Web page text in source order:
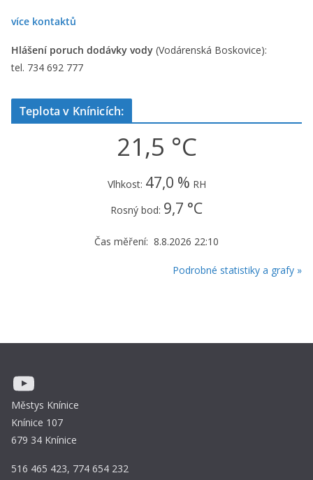
více kontaktů
Hlášení poruch dodávky vody (Vodárenská Boskovice):
tel. 734 692 777
Teplota v Knínicích:
21,5 °C
Vlhkost: 47,0 % RH
Rosný bod: 9,7 °C
Čas měření: 8.8.2026 22:10
Podrobné statistiky a grafy »
YouTube
Městys Knínice
Knínice 107
679 34 Knínice
516 465 423, 774 654 232